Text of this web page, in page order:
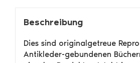
Beschreibung
Dies sind originalgetreue
Antikleder-gebundenen